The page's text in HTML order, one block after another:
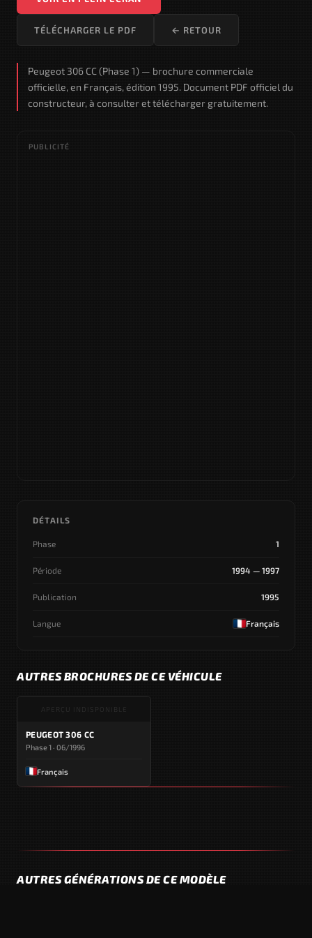
TÉLÉCHARGER LE PDF ← RETOUR
Peugeot 306 CC (Phase 1) — brochure commerciale
officielle, en Français, édition 1995. Document PDF officiel du
constructeur, à consulter et télécharger gratuitement.
PUBLICITÉ
DÉTAILS
Phase 1
Période 1994 — 1997
Publication 1995
Langue Français
AUTRES BROCHURES DE CE VÉHICULE
APERÇU INDISPONIBLE
PEUGEOT 306 CC
Phase 1 · 06/1996
Français
AUTRES GÉNÉRATIONS DE CE MODÈLE